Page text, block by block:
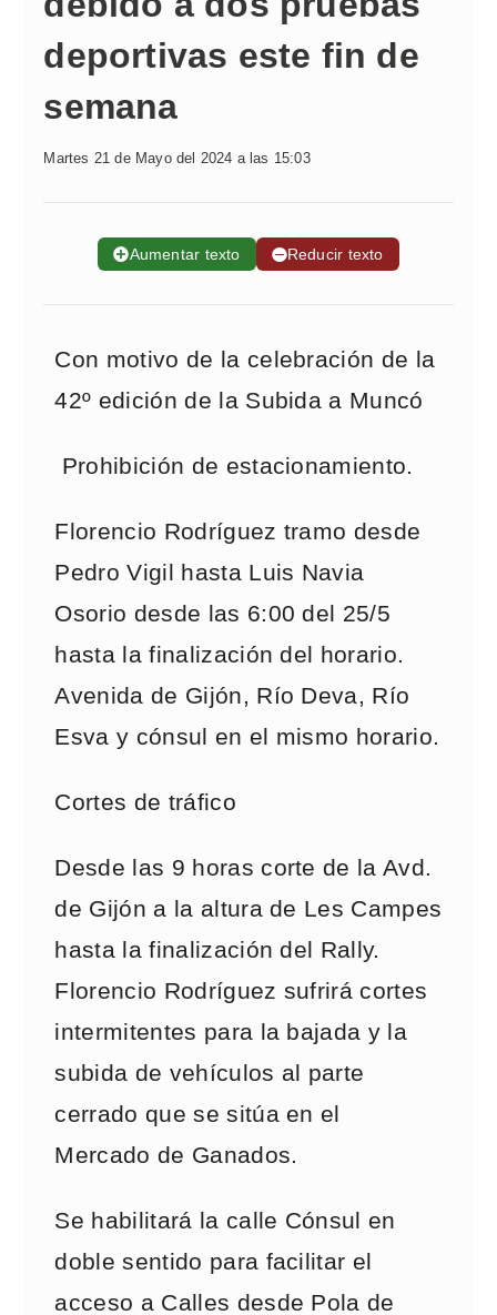
deportivas este fin de
semana
Martes 21 de Mayo del 2024 a las 15:03
➕Aumentar texto ➖Reducir texto
Con motivo de la celebración de la
42º edición de la Subida a Muncó
Prohibición de estacionamiento.
Florencio Rodríguez tramo desde
Pedro Vigil hasta Luis Navia
Osorio desde las 6:00 del 25/5
hasta la finalización del horario.
Avenida de Gijón, Río Deva, Río
Esva y cónsul en el mismo horario.
Cortes de tráfico
Desde las 9 horas corte de la Avd.
de Gijón a la altura de Les Campes
hasta la finalización del Rally.
Florencio Rodríguez sufrirá cortes
intermitentes para la bajada y la
subida de vehículos al parte
cerrado que se sitúa en el
Mercado de Ganados.
Se habilitará la calle Cónsul en
doble sentido para facilitar el
acceso a Calles desde Pola de